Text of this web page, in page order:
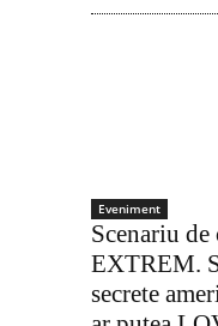
Eveniment
Scenariu de
EXTREM.
secrete